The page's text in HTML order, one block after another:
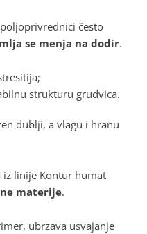
često
se menja na dodir.
strukturu grudvica.
dublji, a vlagu i hranu
iz linije Kontur humat
materije.
ubrzava usvajanje